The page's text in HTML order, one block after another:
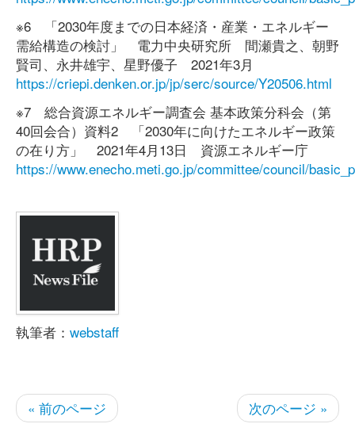
※6 「2030年度までの日本経済・産業・エネルギー
需給構造の検討」 電力中央研究所 間瀬貴之、朝野
賢司、永井雄宇、星野優子 2021年3月
https://criepi.denken.or.jp/jp/serc/source/Y20506.html
※7 総合資源エネルギー調査会 基本政策分科会（第
40回会合）資料2 「2030年に向けたエネルギー政策
の在り方」 2021年4月13日 資源エネルギー庁
https://www.enecho.meti.go.jp/committee/council/
執筆者： webstaff
« 前のページ 次のページ »